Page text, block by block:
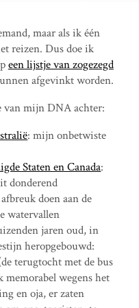
maar als ik één
reizen. Dus doe ik
een lijstje van zogezegd
afgevinkt worden.
van mijn DNA achter:
: mijn onbetwiste
Staten en Canada:
donderend
doen aan de
watervallen
jaren oud, in
heropgebouwd:
terugtocht met de bus
memorabel wegens het
en oja, er zaten